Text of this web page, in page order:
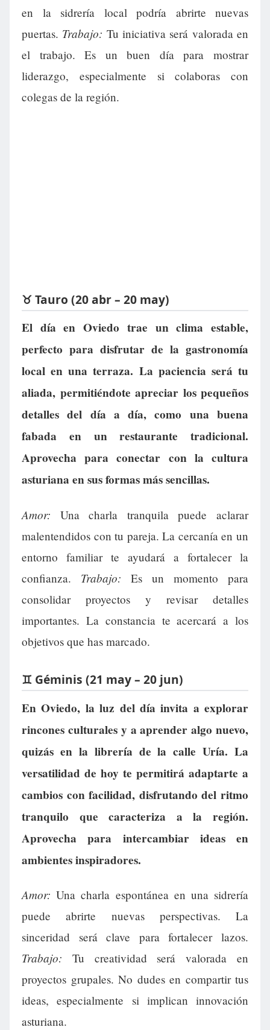
en la sidrería local podría abrirte nuevas
puertas. Trabajo: Tu iniciativa será valorada en
el trabajo. Es un buen día para mostrar
liderazgo, especialmente si colaboras con
colegas de la región.
♉ Tauro (20 abr – 20 may)
El día en Oviedo trae un clima estable,
perfecto para disfrutar de la gastronomía
local en una terraza. La paciencia será tu
aliada, permitiéndote apreciar los pequeños
detalles del día a día, como una buena
fabada en un restaurante tradicional.
Aprovecha para conectar con la cultura
asturiana en sus formas más sencillas.
Amor: Una charla tranquila puede aclarar
malentendidos con tu pareja. La cercanía en un
entorno familiar te ayudará a fortalecer la
confianza. Trabajo: Es un momento para
consolidar proyectos y revisar detalles
importantes. La constancia te acercará a los
objetivos que has marcado.
♊ Géminis (21 may – 20 jun)
En Oviedo, la luz del día invita a explorar
rincones culturales y a aprender algo nuevo,
quizás en la librería de la calle Uría. La
versatilidad de hoy te permitirá adaptarte a
cambios con facilidad, disfrutando del ritmo
tranquilo que caracteriza a la región.
Aprovecha para intercambiar ideas en
ambientes inspiradores.
Amor: Una charla espontánea en una sidrería
puede abrirte nuevas perspectivas. La
sinceridad será clave para fortalecer lazos.
Trabajo: Tu creatividad será valorada en
proyectos grupales. No dudes en compartir tus
ideas, especialmente si implican innovación
asturiana.